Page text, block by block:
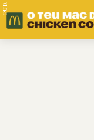
PUB.